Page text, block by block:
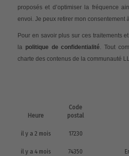
proposés et d’optimiser la fréquence
envoi. Je peux retirer mon consentement
Pour en savoir plus sur ces traitements
la politique de confidentialité. Tout
charte des contenus de la communauté
Heure
Code
postal
il y a 2 mois 17230
il y a 4 mois 74350